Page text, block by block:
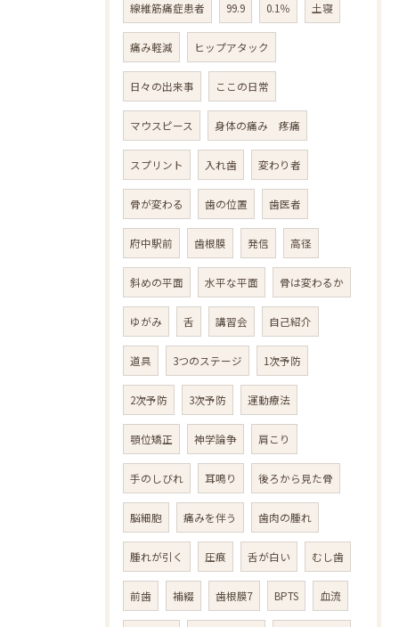
線維筋痛症患者 99.9 0.1％ 土寝
痛み軽減 ヒップアタック
日々の出来事 ここの日常
マウスピース 身体の痛み 疼痛
スプリント 入れ歯 変わり者
骨が変わる 歯の位置 歯医者
府中駅前 歯根膜 発信 高径
斜めの平面 水平な平面 骨は変わるか
ゆがみ 舌 講習会 自己紹介
道具 3つのステージ 1次予防
2次予防 3次予防 運動療法
顎位矯正 神学論争 肩こり
手のしびれ 耳鳴り 後ろから見た骨
脳細胞 痛みを伴う 歯肉の腫れ
腫れが引く 圧痕 舌が白い むし歯
前歯 補綴 歯根膜7 BPTS 血流